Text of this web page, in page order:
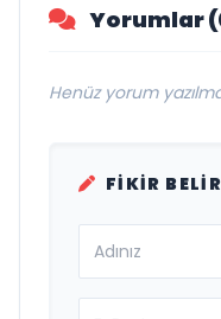
Yorumlar
Henüz yorum
FIKIR